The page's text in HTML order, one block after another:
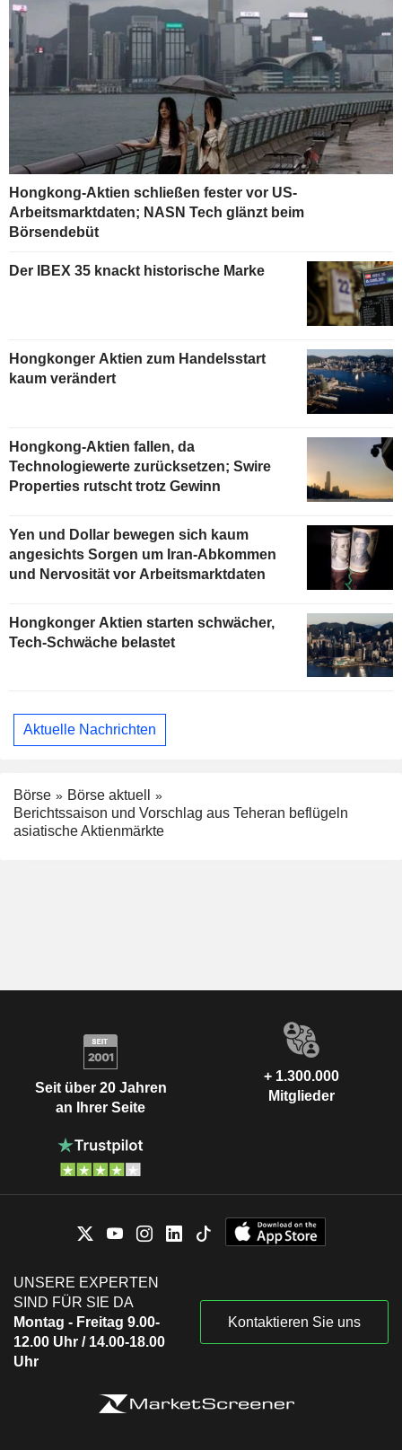
Hongkong-Aktien schließen fester vor US-
Arbeitsmarktdaten; NASN Tech glänzt beim
Börsendebüt
Der IBEX 35 knackt historische Marke
Hongkonger Aktien zum Handelsstart
kaum verändert
Hongkong-Aktien fallen, da
Technologiewerte zurücksetzen; Swire
Properties rutscht trotz Gewinn
Yen und Dollar bewegen sich kaum
angesichts Sorgen um Iran-Abkommen
und Nervosität vor Arbeitsmarktdaten
Hongkonger Aktien starten schwächer,
Tech-Schwäche belastet
Aktuelle Nachrichten
Börse
Börse aktuell
Berichtssaison und Vorschlag aus Teheran beflügeln
asiatische Aktienmärkte
Seit über 20 Jahren
an Ihrer Seite
+ 1.300.000
Mitglieder
UNSERE EXPERTEN
SIND FÜR SIE DA
Montag - Freitag 9.00-
12.00 Uhr / 14.00-18.00
Uhr
Kontaktieren Sie uns